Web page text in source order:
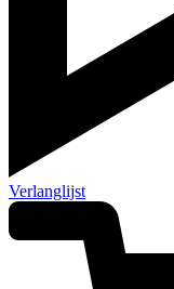
Verlanglijst